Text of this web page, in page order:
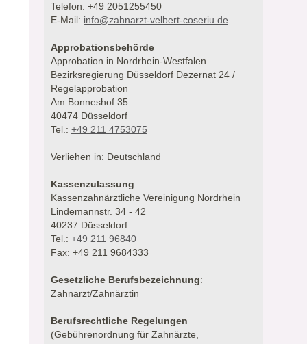
Telefon: +49 2051255450
E-Mail: info@zahnarzt-velbert-coseriu.de
Approbationsbehörde
Approbation in Nordrhein-Westfalen
Bezirksregierung Düsseldorf Dezernat 24 /
Regelapprobation
Am Bonneshof 35
40474 Düsseldorf
Tel.: +49 211 4753075
Verliehen in: Deutschland
Kassenzulassung
Kassenzahnärztliche Vereinigung Nordrhein
Lindemannstr. 34 - 42
40237 Düsseldorf
Tel.: +49 211 96840
Fax: +49 211 9684333
Gesetzliche Berufsbezeichnung:
Zahnarzt/Zahnärztin
Berufsrechtliche Regelungen
(Gebührenordnung für Zahnärzte,